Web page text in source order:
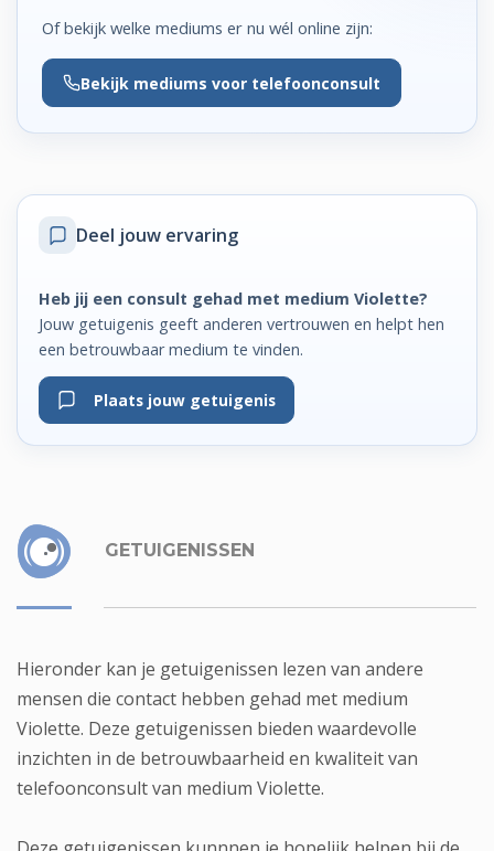
Of bekijk welke mediums er nu wél online zijn:
Bekijk mediums voor telefoonconsult
Deel jouw ervaring
Heb jij een consult gehad met medium Violette?
Jouw getuigenis geeft anderen vertrouwen en helpt hen
een betrouwbaar medium te vinden.
Plaats jouw getuigenis
GETUIGENISSEN
Hieronder kan je getuigenissen lezen van andere
mensen die contact hebben gehad met medium
Violette. Deze getuigenissen bieden waardevolle
inzichten in de betrouwbaarheid en kwaliteit van
telefoonconsult van medium Violette.